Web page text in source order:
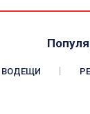
ВОДЕЩИ